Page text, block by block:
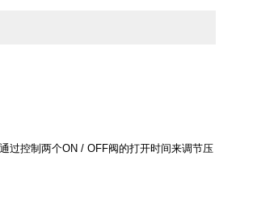
过控制两个ON / OFF阀的打开时间来调节压